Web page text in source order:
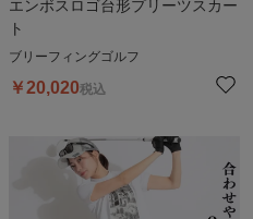
エンボスロゴ台形プリーツスカー
ト
ブリーフィングゴルフ
￥20,020税込